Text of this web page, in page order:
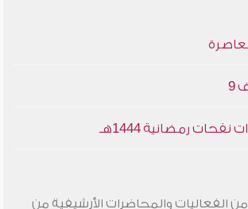
9
رمضانية 1444هـ
من الفعاليات والمحاضرات الأرشيفية من